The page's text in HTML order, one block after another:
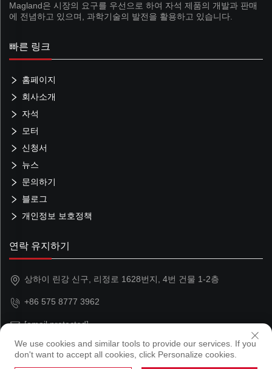
Magland은 시장의 요구를 우선으로 하여 자석 제품의 개발과 판매
에 전념하고 있으며, 과학기술의 발전을 활용하고 있습니다.
빠른 링크
홈페이지
회사소개
자석
모터
신청서
뉴스
문의하기
블로그
개인정보 보호정책
연락 유지하기
상하이 린강 신구, 리정로 1628번지, 4번 건물 1-2층
+86 575 8777 3962
[email protected]
We use cookies and similar tools to provide our services. If you
don't want to accept all cookies, click Personalize cookies.